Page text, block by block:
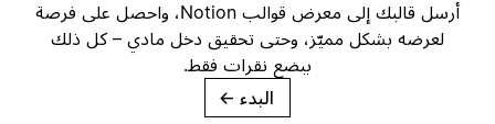
أرسل قالبك إلى معرض قوالب Notion، واحصل على فرصة
لعرضه بشكل مميّز، وحتى تحقيق دخل مادي – كل ذلك
ببضع نقرات فقط.
→